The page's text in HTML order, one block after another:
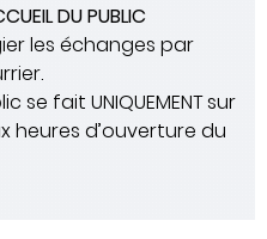
DU PUBLIC
les échanges par
se fait UNIQUEMENT sur
heures d’ouverture du